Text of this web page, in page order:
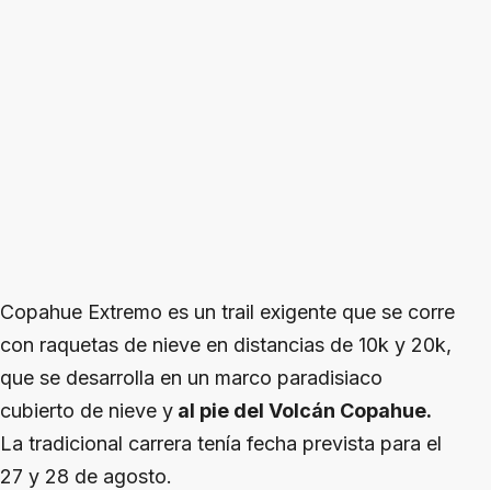
Copahue Extremo es un trail exigente que se corre
con raquetas de nieve en distancias de 10k y 20k,
que se desarrolla en un marco paradisiaco
cubierto de nieve y al pie del Volcán Copahue.
La tradicional carrera tenía fecha prevista para el
27 y 28 de agosto.